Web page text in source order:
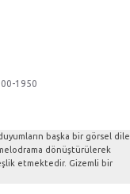
1950
başka bir görsel dile
dönüştürülerek
etmektedir. Gizemli bir